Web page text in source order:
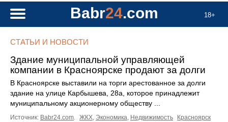
18+
Babr24.com
СТАТЬИ И НОВОСТИ
Здание муниципальной управляющей
компании в Красноярске продают за долги
В Красноярске выставили на торги арестованное за долги
здание на улице Карбышева, 28а, которое принадлежит
муниципальному акционерному обществу ...
Источник: Babr24.com. ЖКХ, Экономика, Недвижимость
Красноярск